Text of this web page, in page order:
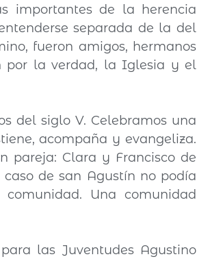
importantes de la herencia
separada de la del
fueron amigos, hermanos
por la verdad, la Iglesia y el
del siglo V. Celebramos una
acompaña y evangeliza.
pareja: Clara y Francisco de
de san Agustín no podía
Una comunidad
las Juventudes Agustino